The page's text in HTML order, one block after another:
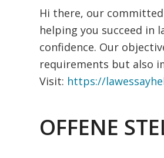
Hi there, our
helping you succeed in
confidence. Our
requirements but also
Visit: https://
OFFENE